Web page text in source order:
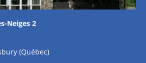
Neiges 2
(Québec)